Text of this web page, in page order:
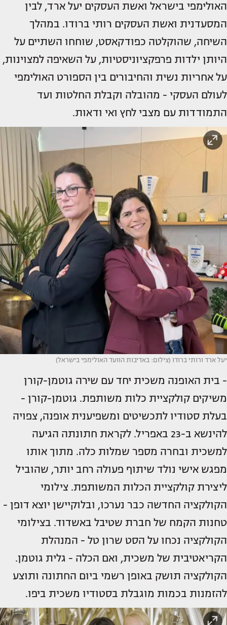
האולימפי בישראל ואשת העסקים יעל ארד, לבין
המסעדנית ואשת העסקים רותי ברודו. במהלך
השיחה, שהוקלטה כפודקאסט, שוחחו השתיים על
היותן ילדות פרפקציוניסטיות, על השאיפה למצוינות,
על אחריות נשית והחיבורים בין הספורט האולימפי
לעולם העסקי - מהובלה וקבלת החלטות ועד
התמודדות עם מצבי לחץ ואי ודאות.
יעל ארד ורותי ברודו (צילום: באדיבות הוועד האולימפי בישראל)
- בית האופנה משכית יחד עם שירה גוטמן-קורן
משיקים קולקציית כלות משותפת. גוטמן-קורן -
בעלת סטודיו לתכשיטים ומשפיענית אופנה, צפויה
להינשא ב-23 באפריל. לקראת חתונתה הגיעה
למשכית ובחרה מספר שמלות כלה. מתוך אותו
מפגש אישי נולד שיתוף פעולה רחב יותר, שהוביל
ליצירת קולקציית הכלות המשותפת. צילומי
הקולקציה החדשה כבר נערכו, ובלוקיישן יוצא דופן -
טחנות הקמח של חברת שטיבל באשדוד. בצילומי
הקולקציה נכחו על הסט שרון טל - המנהלת
הקריאטיבית של משכית, ואם הכלה - גלית גוטמן.
הקולקציה תושק באופן רשמי ביום החתונה ותוצע
להזמנות בכמות מוגבלת בסטודיו משכית ביפו.